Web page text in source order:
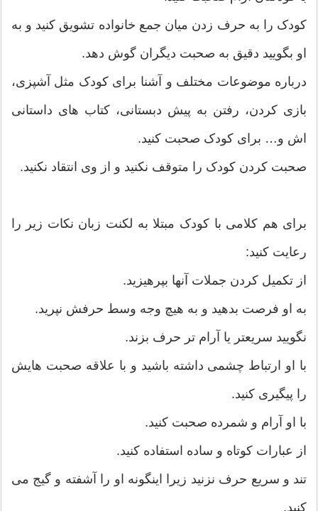
کودک را به حرف زدن میان جمع خانواده تشویق کنید و به
او بگویید دقیق به صحبت دیگران گوش دهد.
درباره موضوعات مختلف و آشنا برای کودک مثل آشپزی،
بازی کردن، رفتن به پیش دبستانی، کتاب های داستانی
اش و… برای کودک صحبت کنید.
صحبت کردن کودک را متوقف نکنید و از وی انتقاد نکنید.
برای هم کلامی با کودک مبتلا به لکنت زبان نکات زیر را
رعایت کنید:
از تکمیل کردن جملات آنها بپرهیزید.
به او فرصت بدهید و به هیچ وجه وسط حرفش نپرید.
نگویید سریعتر یا آرام تر حرف بزند.
با او ارتباط چشمی داشته باشید و با علاقه صحبت هایش
را پیگیری کنید.
با او آرام و شمرده صحبت کنید.
از عبارات کوتاه و ساده استفاده کنید.
تند و سریع حرف نزنید زیرا اینگونه او را آشفته و گیج می
کنید.